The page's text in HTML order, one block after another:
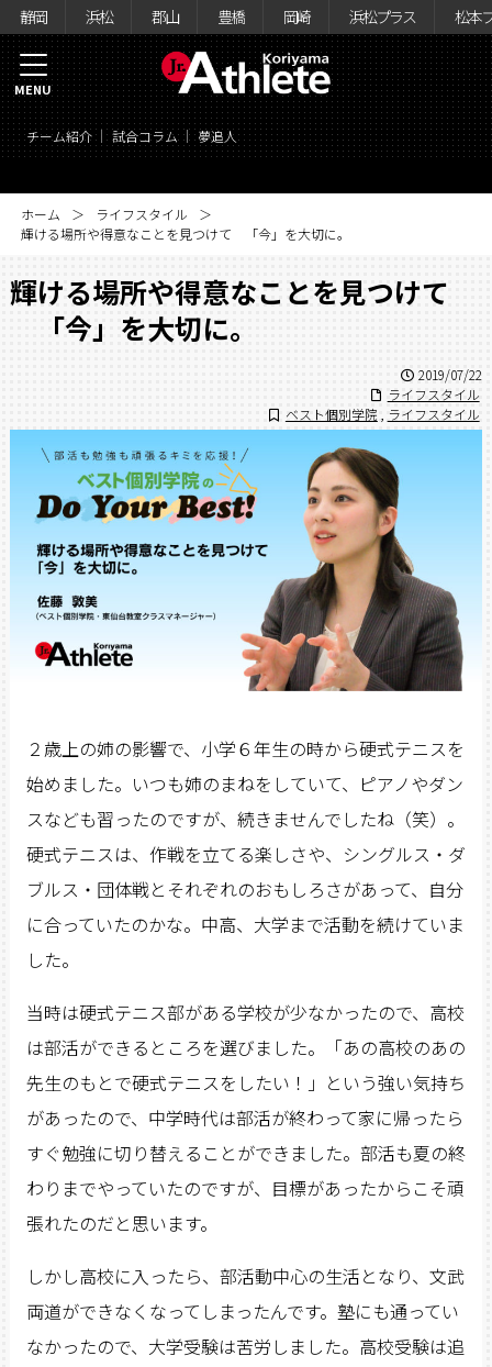
静岡 浜松 郡山 豊橋 岡崎 浜松プラス 松本
チーム紹介 試合コラム 夢追人
MENU
ホーム
ライフスタイル
輝ける場所や得意なことを見つけて 「今」を大切に。
輝ける場所や得意なことを見つけて
「今」を大切に。
2019/07/22
ライフスタイル
ベスト個別学院
ライフスタイル
２歳上の姉の影響で、小学６年生の時から硬式テニスを
始めました。いつも姉のまねをしていて、ピアノやダン
スなども習ったのですが、続きませんでしたね（笑）。
硬式テニスは、作戦を立てる楽しさや、シングルス・ダ
ブルス・団体戦とそれぞれのおもしろさがあって、自分
に合っていたのかな。中高、大学まで活動を続けていま
した。
当時は硬式テニス部がある学校が少なかったので、高校
は部活ができるところを選びました。「あの高校のあの
先生のもとで硬式テニスをしたい！」という強い気持ち
があったので、中学時代は部活が終わって家に帰ったら
すぐ勉強に切り替えることができました。部活も夏の終
わりまでやっていたのですが、目標があったからこそ頑
張れたのだと思います。
しかし高校に入ったら、部活動中心の生活となり、文武
両道ができなくなってしまったんです。塾にも通ってい
なかったので、大学受験は苦労しました。高校受験は追